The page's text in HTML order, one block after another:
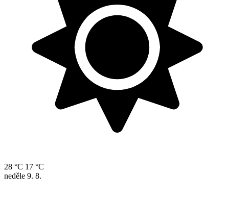
28 °C 17 °C
neděle 9. 8.